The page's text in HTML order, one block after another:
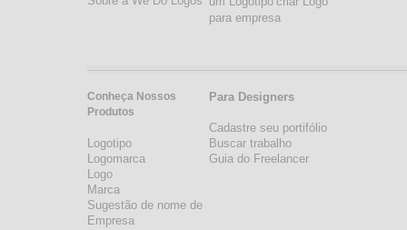
Conheça Nossos
Produtos
Logotipo
Logomarca
Logo
Marca
Sugestão de nome de
Empresa
para empresa
Para Designers
Cadastre seu portifólio
Buscar trabalho
Guia do Freelancer